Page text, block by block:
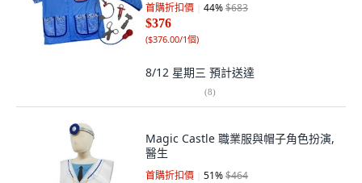
首購折扣價 44%$683
$376
($376.00/1個)
8/12 星期三 預計送達
(8)
Magic Castle 職業服與帽子角色扮演,
醫生
首購折扣價 51%$464